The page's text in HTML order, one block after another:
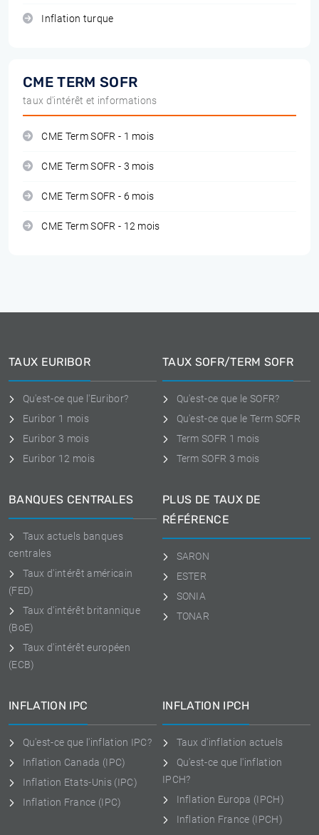
Inflation turque
CME TERM SOFR
taux d'intérêt et informations
CME Term SOFR - 1 mois
CME Term SOFR - 3 mois
CME Term SOFR - 6 mois
CME Term SOFR - 12 mois
TAUX EURIBOR
Qu'est-ce que l'Euribor?
Euribor 1 mois
Euribor 3 mois
Euribor 12 mois
TAUX SOFR/TERM SOFR
Qu'est-ce que le SOFR?
Qu'est-ce que le Term SOFR
Term SOFR 1 mois
Term SOFR 3 mois
BANQUES CENTRALES
Taux actuels banques
centrales
Taux d'intérêt américain
(FED)
Taux d'intérêt britannique
(BoE)
Taux d'intérêt européen
(ECB)
PLUS DE TAUX DE
RÉFÉRENCE
SARON
ESTER
SONIA
TONAR
INFLATION IPC
Qu'est-ce que l'inflation IPC?
Inflation Canada (IPC)
Inflation Etats-Unis (IPC)
Inflation France (IPC)
INFLATION IPCH
Taux d'inflation actuels
Qu'est-ce que l'inflation
IPCH?
Inflation Europa (IPCH)
Inflation France (IPCH)